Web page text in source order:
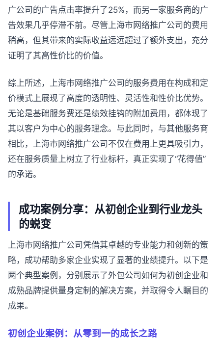
广公司的广告点击率提升了25%，而另一家服务商的广
告效果几乎停滞不前。尽管上海市网络推广公司的费用
稍高，但其带来的实际收益远远超过了额外支出，充分
证明了其高性价比的价值。
综上所述，上海市网络推广公司的服务费用在构成和定
价模式上展现了高度的透明性、灵活性和性价比优势。
无论是基础服务费还是绩效挂钩的附加费用，都体现了
其以客户为中心的服务理念。与此同时，与其他服务商
相比，上海市网络推广公司不仅在费用上更具吸引力，
还在服务质量上树立了行业标杆，真正实现了“花得值”
的承诺。
成功案例分享：从初创企业到行业龙头
的蜕变
上海市网络推广公司凭借其卓越的专业能力和创新的策
略，成功帮助多家企业实现了显著的业绩提升。以下是
两个典型案例，分别展示了外包公司如何为初创企业和
成熟品牌提供量身定制的解决方案，并取得令人瞩目的
成果。
初创企业案例：从零到一的成长之路